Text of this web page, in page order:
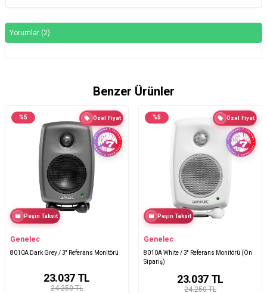
Yorumlar (2)
Benzer Ürünler
%5 Özel Fiyat
Peşin Taksit
Genelec
8010A Dark Grey / 3'' Referans Monitörü
24.250 TL
23.037TL
%5 Özel Fiyat
Peşin Taksit
Genelec
8010A White / 3'' Referans Monitörü (Ön
Sipariş)
24.250 TL
23.037TL